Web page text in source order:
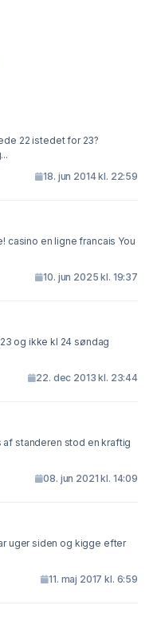
22 istedet for 23?
18. jun 2014 kl. 22:59
casino en ligne francais You
10. jun 2025 kl. 19:37
og ikke kl 24 søndag
22. dec 2013 kl. 23:44
standeren stod en kraftig
08. jun 2021 kl. 14:09
11. maj 2017 kl. 6:59